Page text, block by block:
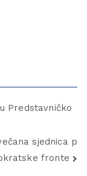
Predstavničko
sjednica p
fronte